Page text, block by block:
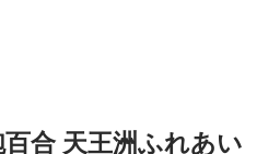
合 天王洲ふれあい